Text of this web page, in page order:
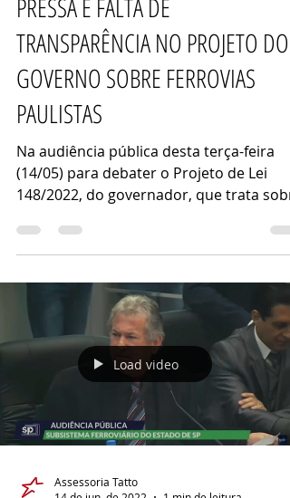
Assessoria Tatto
PRESSA E FALTA DE
TRANSPARÊNCIA NO PROJETO DO
GOVERNO SOBRE FERROVIAS
PAULISTAS
Na audiência pública desta terça-feira
(14/05) para debater o Projeto de Lei
148/2022, do governador, que trata
Load video